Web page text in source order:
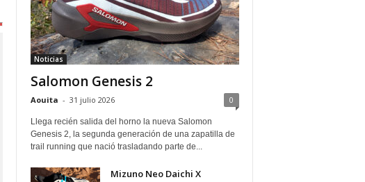
Noticias
Salomon Genesis 2
Aouita - 31 julio 2026 0
Llega recién salida del horno la nueva Salomon
Genesis 2, la segunda generación de una zapatilla de
trail running que nació trasladando parte de...
Mizuno Neo Daichi X